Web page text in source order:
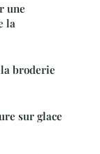
une
la
broderie
sur glace